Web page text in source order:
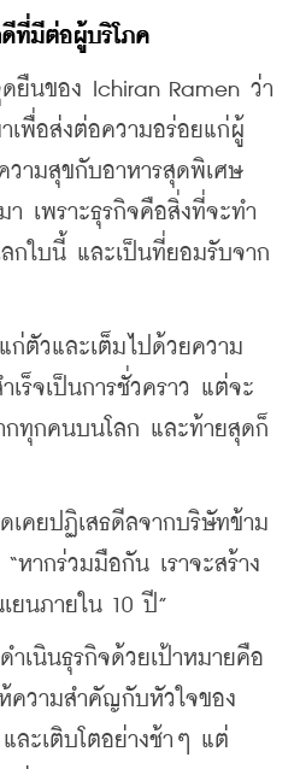
ที่มีต่อผู้บริโภค
นของ Ichiran Ramen ว่า
าเพื่อส่งต่อความอร่อยแก่ผู้
วามสุขกับอาหารสุดพิเศษ
า เพราะธุรกิจคือสิ่งที่จะทำ
ลกใบนี้ และเป็นที่ยอมรับจาก
วและเต็มไปด้วยความ
เร็จเป็นการชั่วคราว แต่จะ
กทุกคนบนโลก และท้ายสุดก็
ยปฏิเสธดีลจากบริษัทข้าม
หากร่วมมือกัน เราจะสร้าง
ยนภายใน 10 ปี”
เนินธุรกิจด้วยเป้าหมายคือ
ความสำคัญกับหัวใจของ
ละเติบโตอย่างช้าๆ แต่